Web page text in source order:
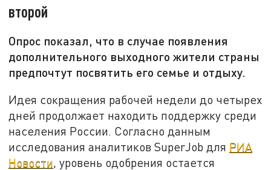
второй
Опрос показал, что в случае появления
дополнительного выходного жители страны
предпочтут посвятить его семье и отдыху.
Идея сокращения рабочей недели до четырех
дней продолжает находить поддержку среди
населения России. Согласно данным
исследования аналитиков SuperJob для РИА
Новости, уровень одобрения остается